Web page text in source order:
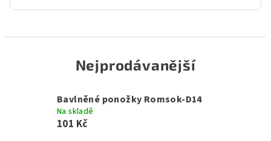
Nejprodávanější
Bavlněné ponožky Romsok-D14
Na skladě
101 Kč